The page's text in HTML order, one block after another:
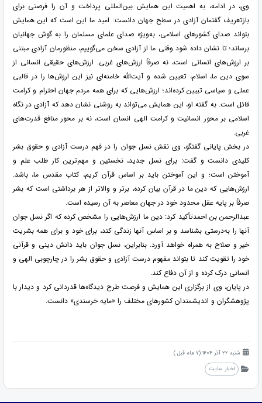
وی، در ادامه، به اهمیت این همایش بین‌المللی پرداخت و آن را فرصتی برای
بازتعریف گفتمان آزادی در سطح جهان دانست: امید ما این است که این همایش
بتواند صدای کشورهای اسلامی، به‌ویژه صدای علمای مسلمان را به گوش جهانیان
برساند؛ تا نشان داده شود وقتی ما از آزادی سخن می‌گوییم، منظورمان آزادی مبتنی
بر ارزش‌های انسانی است، نه صرفاً ارزش‌های غربی. ارزش‌های حقیقی انسانی از
سوی دین ما، اسلام، تعیین شده و آیت‌الله خامنه‌ای نیز این ارزش‌ها را در قالبی
عملی و سیاسی تبیین کرده‌اند؛ ارزش‌هایی که برای همه مردم جهان احترام و کرامت
قائل است. به گفته او، این همایش می‌تواند به روشنی نشان دهد که آزادی در نگاه
اسلامی بر محور انسانیت و کرامت الهی انسان است، نه بر محور منافع قدرت‌های
غربی.
در بخش پایانی گفتگو، وی نقش نسل جوان را در فهم درست آزادی و حقوق بشر
کلیدی دانست و گفت: برای نسل جدید، نخستین و مهم‌ترین کار طلب علم و
آموختن است؛ و این آموختن باید بر اساس قرآن کریم، کتاب مقدس ما، باشد.
ارزش‌هایی که دین ما در قرآن بیان کرده، برتر و والاتر از هر برداشتی است که بشر
صرفاً بر پایه عقل محدود خود در جهان معاصر به آن رسیده است.
عبدالرحمن بن احمدتأکید کرد: دین ما ارزش‌هایی را مشخص کرده که اگر نسل جوان
آنها را به‌درستی بشناسد و بر اساس آنها زندگی کند، برای خود و برای همه بشریت
خیر و صلاح به همراه خواهد آورد. بنابراین، نسل جوان باید دانش دینی و قرآنی
خود را تقویت کند تا بتواند مفهوم درست آزادی و حقوق بشر را در چارچوبی الهی و
انسانی درک کرده و از آن دفاع کند.
در پایان، وی از برگزاری این همایش و فرصت طرح دیدگاه‌ها قدردانی کرد و دیدار با
پژوهشگران و اندیشمندان کشورهای مختلف را «مایه خرسندی» دانست.
شنبه 22 آذر 1404 (7 ماه قبل )
اخبار سایت